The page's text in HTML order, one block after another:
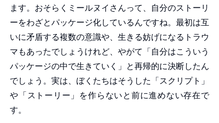
ます。おそらくミールヌイさんって、自分のストーリ
ーをわざとパッケージ化しているんですね。最初は互
いに矛盾する複数の意識や、生きる妨げになるトラウ
マもあったでしょうけれど、やがて「自分はこういう
パッケージの中で生きていく」と再帰的に決断したん
でしょう。実は、ぼくたちはそうした「スクリプト」
や「ストーリー」を作らないと前に進めない存在で
す。